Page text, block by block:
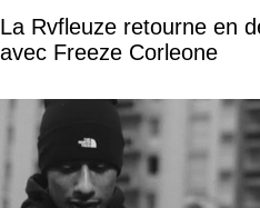
La Rvfleuze retourne en
avec Freeze Corleone